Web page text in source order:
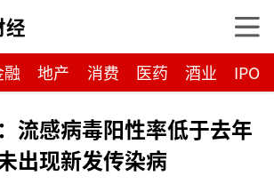
经
融 地产 消费 医药 酒业 IPO
流感病毒阳性率低于去年
出现新发传染病